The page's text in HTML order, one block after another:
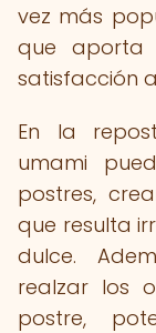
vez más
que aporta
satisfacción
En la
umami
postres,
que resulta
dulce.
realzar los
postre,